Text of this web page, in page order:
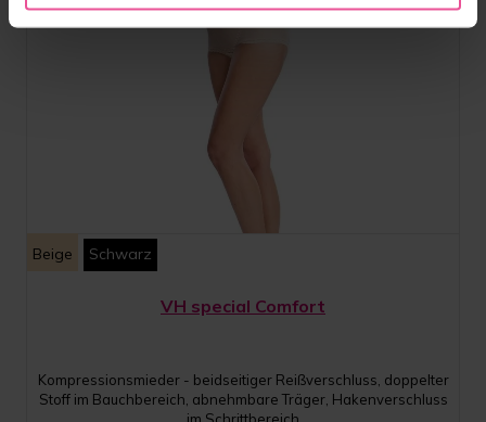
Beige Schwarz
VH special Comfort
Kompressionsmieder - beidseitiger Reißverschluss, doppelter
Stoff im Bauchbereich, abnehmbare Träger, Hakenverschluss